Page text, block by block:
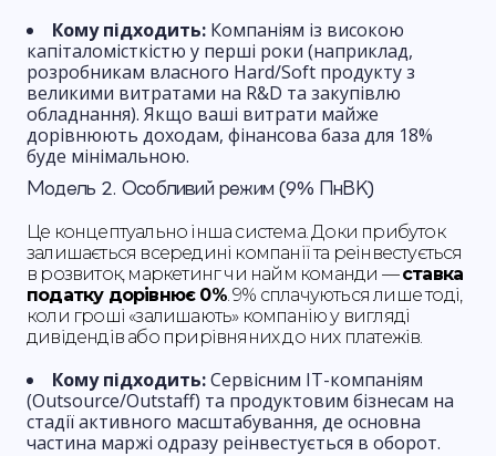
Кому підходить: Компаніям із високою
капіталомісткістю у перші роки (наприклад,
розробникам власного Hard/Soft продукту з
великими витратами на R&D та закупівлю
обладнання). Якщо ваші витрати майже
дорівнюють доходам, фінансова база для 18%
буде мінімальною.
Модель 2. Особливий режим (9% ПнВК)
Це концептуально інша система. Доки прибуток
залишається всередині компанії та реінвестується
в розвиток, маркетинг чи найм команди —ставка
податку дорівнює 0%. 9% сплачуються лише тоді,
коли гроші «залишають» компанію у вигляді
дивідендів або прирівняних до них платежів.
Кому підходить:Сервісним IT-компаніям
(Outsource/Outstaff) та продуктовим бізнесам на
стадії активного масштабування, де основна
частина маржі одразу реінвестується в оборот.